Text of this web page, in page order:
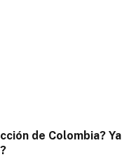
de Colombia? Ya